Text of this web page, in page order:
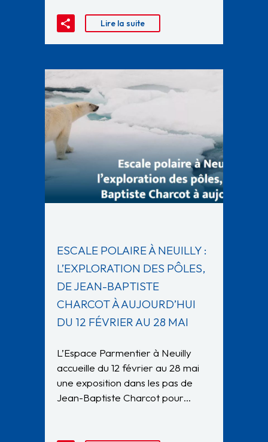
Lire la suite
ESCALE POLAIRE À NEUILLY :
L’EXPLORATION DES PÔLES,
DE JEAN-BAPTISTE
CHARCOT À AUJOURD’HUI
DU 12 FÉVRIER AU 28 MAI
L’Espace Parmentier à Neuilly
accueille du 12 février au 28 mai
une exposition dans les pas de
Jean-Baptiste Charcot pour…